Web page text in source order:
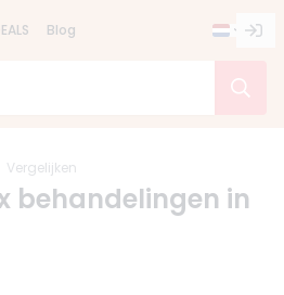
Blog
Vergelijken
behandelingen in